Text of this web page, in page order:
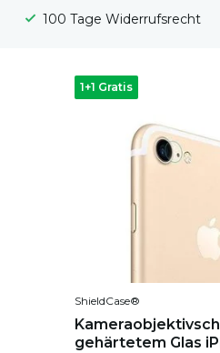
100 Tage Widerrufsrecht
1+1 Gratis
ShieldCase®
gehärtetem Glas